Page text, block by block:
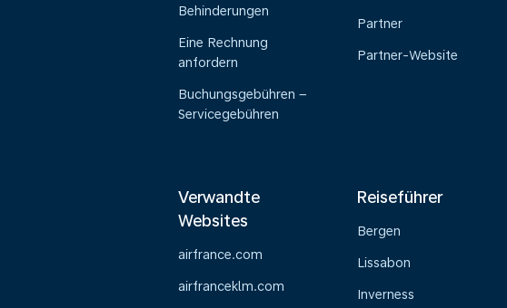
Behinderungen
Eine Rechnung
anfordern
Buchungsgebühren –
Servicegebühren
Partner
Partner-Website
Verwandte
Websites
airfrance.com
airfranceklm.com
Reiseführer
Bergen
Lissabon
Inverness